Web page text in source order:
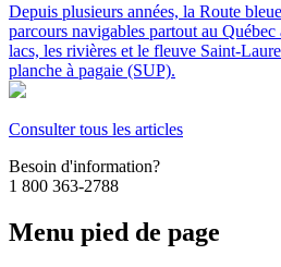
Depuis plusieurs années, la Route
parcours navigables partout au
lacs, les rivières et le fleuve Saint-
planche à pagaie (SUP).
Consulter tous les articles
Besoin d'information?
1 800 363-2788
Menu pied de page